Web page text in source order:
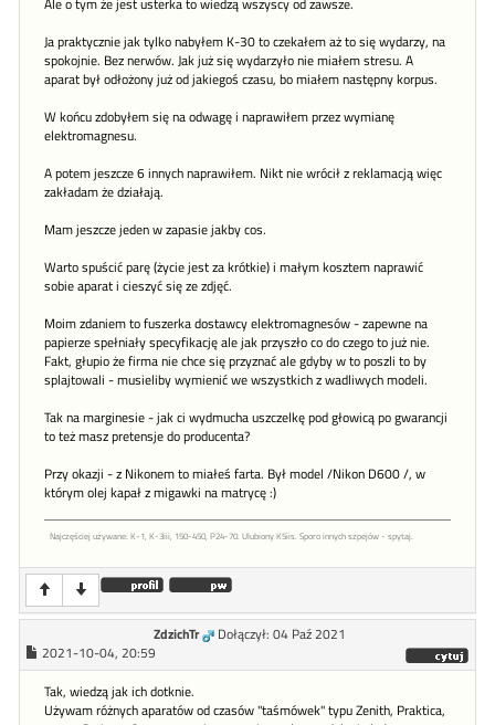
Ale o tym że jest usterka to wiedzą wszyscy od zawsze.
Ja praktycznie jak tylko nabyłem K-30 to czekałem aż to się wydarzy, na
spokojnie. Bez nerwów. Jak już się wydarzyło nie miałem stresu. A
aparat był odłożony już od jakiegoś czasu, bo miałem następny korpus.
W końcu zdobyłem się na odwagę i naprawiłem przez wymianę
elektromagnesu.
A potem jeszcze 6 innych naprawiłem. Nikt nie wrócił z reklamacją więc
zakładam że działają.
Mam jeszcze jeden w zapasie jakby cos.
Warto spuścić parę (życie jest za krótkie) i małym kosztem naprawić
sobie aparat i cieszyć się ze zdjęć.
Moim zdaniem to fuszerka dostawcy elektromagnesów - zapewne na
papierze spełniały specyfikację ale jak przyszło co do czego to już nie.
Fakt, głupio że firma nie chce się przyznać ale gdyby w to poszli to by
splajtowali - musieliby wymienić we wszystkich z wadliwych modeli.
Tak na marginesie - jak ci wydmucha uszczelkę pod głowicą po gwarancji
to też masz pretensje do producenta?
Przy okazji - z Nikonem to miałeś farta. Był model /Nikon D600 /, w
którym olej kapał z migawki na matrycę :)
Najczęściej używane: K-1, K-3iii, 150-450, P24-70. Ulubiony K5iis. Sporo innych szpejów - spytaj.
ZdzichTr
Dołączył: 04 Paź 2021
2021-10-04, 20:59
Tak, wiedzą jak ich dotknie.
Używam różnych aparatów od czasów "taśmówek" typu Zenith, Praktica,